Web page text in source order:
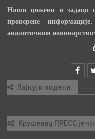
Наши циљеви и задаци
проверене
аналитичким
Лајкуј и подели
Крушевац ПРЕСС је